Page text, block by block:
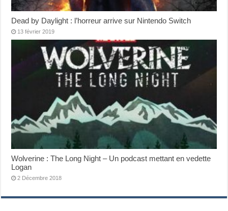
Dead by Daylight : l’horreur arrive sur Nintendo Switch
13 février 2019
Wolverine : The Long Night – Un podcast mettant en vedette
Logan
2 Décembre 2018